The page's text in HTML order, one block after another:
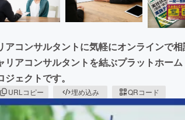
コンサルタントに気軽にオンラインで
アコンサルタントを結ぶプラットホーム
ェクトです。
URLコピー 埋め込み QRコード